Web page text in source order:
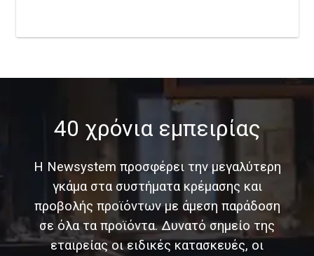
40 χρόνια εμπειρίας
Η Newsystem προσφέρει την μεγαλύτερη
γκάμα στα συστήματα κρέμασης και
προβολής προϊόντων με άμεση παράδοση
σε όλα τα προϊόντα. Δυνατό σημείο της
εταιρείας οι ειδικές κατασκευές, οι